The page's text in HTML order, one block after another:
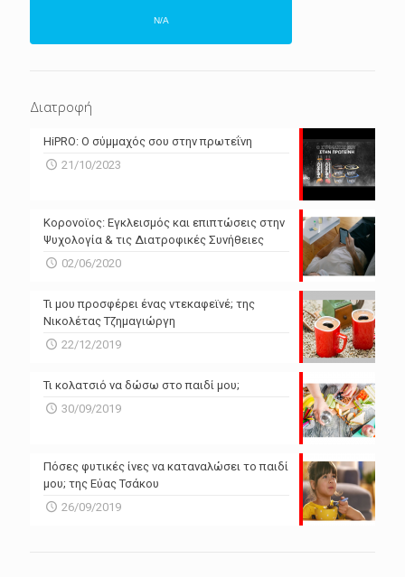
N/A
N/A
Powered by Forecast.io
Διατροφή
HiPRO: Ο σύμμαχός σου στην πρωτεΐνη
21/10/2023
Κορονοϊος: Εγκλεισμός και επιπτώσεις στην
Ψυχολογία & τις Διατροφικές Συνήθειες
02/06/2020
Τι μου προσφέρει ένας ντεκαφεϊνέ; της
Νικολέτας Τζημαγιώργη
22/12/2019
Τι κολατσιό να δώσω στο παιδί μου;
30/09/2019
Πόσες φυτικές ίνες να καταναλώσει το παιδί
μου; της Εύας Τσάκου
26/09/2019